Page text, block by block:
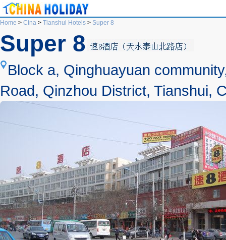
Home > Cina > Tianshui Hotels > Super 8
Super 8
Block a, Qinghuayuan
Road, Qinzhou District, Tianshui,